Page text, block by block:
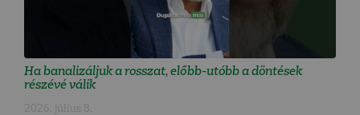
Ha banalizáljuk a rosszat, előbb-utóbb a döntések
részévé válik
2026. július 8.